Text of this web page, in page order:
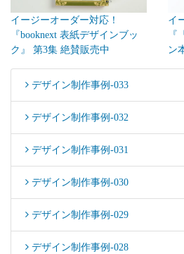
イージーオーダー対応！
『booknext 表紙デザインブッ
ク』 第3集 絶賛販売中
イ
ン
デザイン制作事例-033
デザイン制作事例-032
デザイン制作事例-031
デザイン制作事例-030
デザイン制作事例-029
デザイン制作事例-028